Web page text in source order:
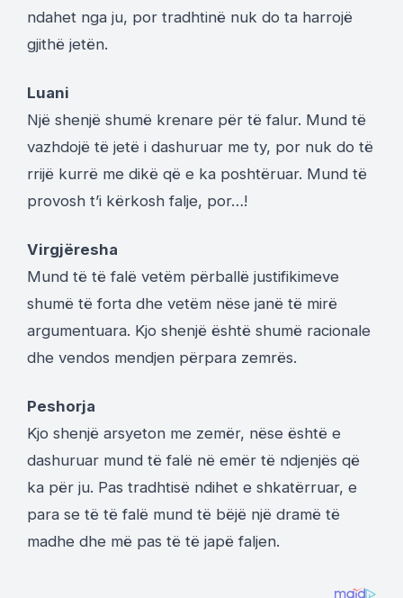
ndahet nga ju, por tradhtinë nuk do ta harrojë
gjithë jetën.
Luani
Një shenjë shumë krenare për të falur. Mund të
vazhdojë të jetë i dashuruar me ty, por nuk do të
rrijë kurrë me dikë që e ka poshtëruar. Mund të
provosh t’i kërkosh falje, por…!
Virgjëresha
Mund të të falë vetëm përballë justifikimeve
shumë të forta dhe vetëm nëse janë të mirë
argumentuara. Kjo shenjë është shumë racionale
dhe vendos mendjen përpara zemrës.
Peshorja
Kjo shenjë arsyeton me zemër, nëse është e
dashuruar mund të falë në emër të ndjenjës që
ka për ju. Pas tradhtisë ndihet e shkatërruar, e
para se të të falë mund të bëjë një dramë të
madhe dhe më pas të të japë faljen.